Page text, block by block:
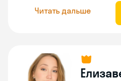
Читать дальше